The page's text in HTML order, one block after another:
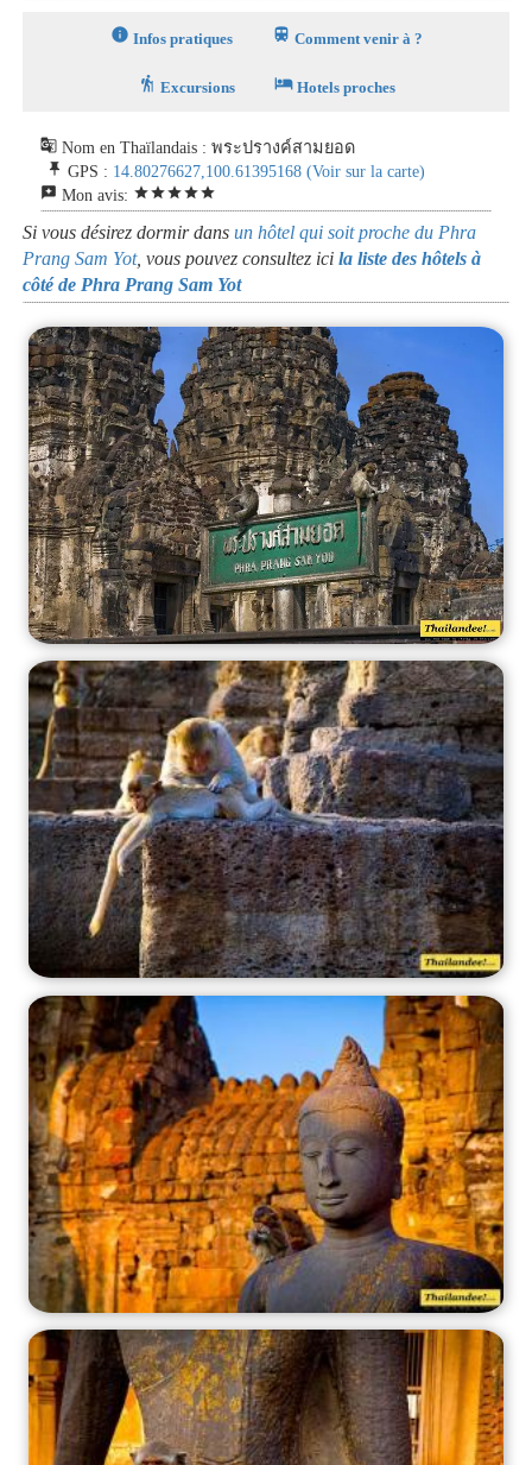
info Infos pratiques train Comment venir à ?
hiking Excursions hotelHotels proches
g_translate Nom en Thaïlandais : พระปรางค์สามยอด
push_pin GPS : 14.80276627,100.61395168 (Voir sur la carte)
reviews Mon avis: starstarstarstarstar
Si vous désirez dormir dansun hôtel qui soit proche du Phra
Prang Sam Yot, vous pouvez consultez icila liste des hôtels à
côté de Phra Prang Sam Yot